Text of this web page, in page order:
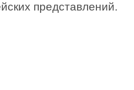
представлений.